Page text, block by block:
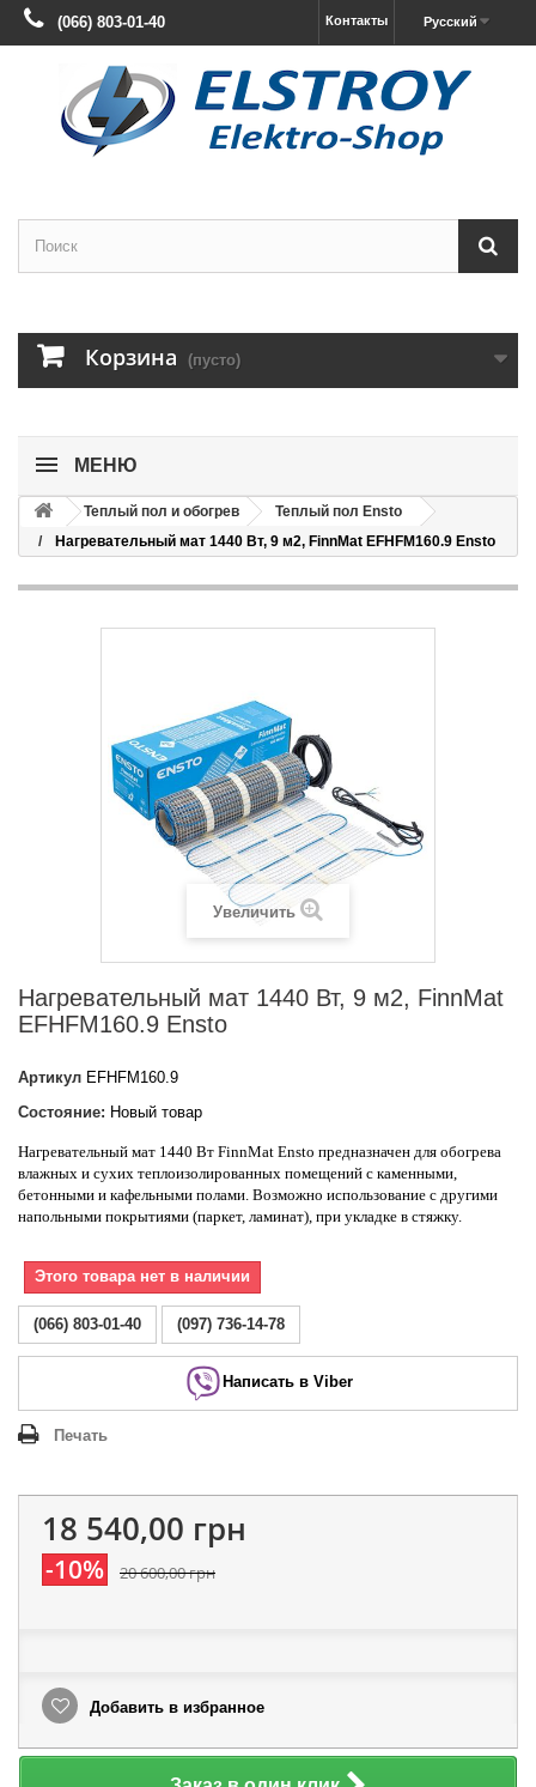
Русский
Контакты
(066) 803-01-40
Корзина (пусто)
МЕНЮ
Теплый пол и обогрев
Теплый пол Ensto
Нагревательный мат 1440 Вт, 9 м2, FinnMat EFHFM160.9 Ensto
Увеличить
Нагревательный мат 1440 Вт, 9 м2, FinnMat
EFHFM160.9 Ensto
Артикул EFHFM160.9
Состояние: Новый товар
Нагревательный мат 1440 Вт FinnMat Ensto предназначен для обогрева
влажных и сухих теплоизолированных помещений с каменными,
бетонными и кафельными полами. Возможно использование с другими
напольными покрытиями (паркет, ламинат), при укладке в стяжку.
Этого товара нет в наличии
(066) 803-01-40 (097) 736-14-78
Написать в Viber
Печать
18 540,00 грн
-10% 20 600,00 грн
Добавить в избранное